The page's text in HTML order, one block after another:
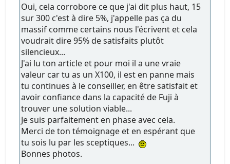
Oui, cela corrobore ce que j'ai dit plus haut, 15
sur 300 c'est à dire 5%, j'appelle pas ça du
massif comme certains nous l'écrivent et cela
voudrait dire 95% de satisfaits plutôt
silencieux...
J'ai lu ton article et pour moi il a une vraie
valeur car tu as un X100, il est en panne mais
tu continues à le conseiller, en être satisfait et
avoir confiance dans la capacité de Fuji à
trouver une solution viable...
Je suis parfaitement en phase avec cela.
Merci de ton témoignage et en espérant que
tu sois lu par les sceptiques...
Bonnes photos.